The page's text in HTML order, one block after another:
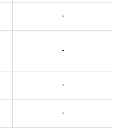
-
-
-
-